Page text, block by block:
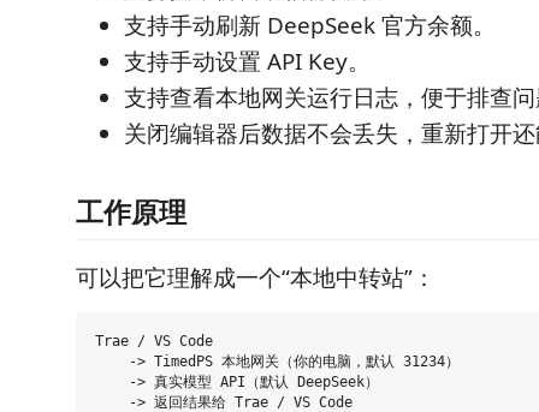
支持手动刷新 DeepSeek 官方余额。
支持手动设置 API Key。
支持查看本地网关运行日志，便于排查
关闭编辑器后数据不会丢失，重新打开
工作原理
可以把它理解成一个“本地中转站”：
Trae / VS Code
    -> TimedPS 本地网关（你的电脑，默认 31234）
    -> 真实模型 API（默认 DeepSeek）